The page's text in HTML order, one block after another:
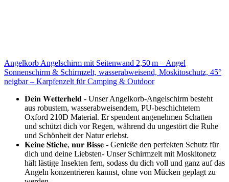
Angelkorb Angelschirm mit Seitenwand 2,50 m – Angel
Sonnenschirm & Schirmzelt, wasserabweisend, Moskitoschutz, 45°
neigbar – Karpfenzelt für Camping & Outdoor
𝐃𝐞𝐢𝐧 𝐖𝐞𝐭𝐭𝐞𝐫𝐡𝐞𝐥𝐝 - Unser Angelkorb-Angelschirm besteht
aus robustem, wasserabweisendem, PU-beschichtetem
Oxford 210D Material. Er spendent angenehmen Schatten
und schützt dich vor Regen, während du ungestört die Ruhe
und Schönheit der Natur erlebst.
𝐊𝐞𝐢𝐧𝐞 𝐒𝐭𝐢𝐜𝐡𝐞, 𝐧𝐮𝐫 𝐁𝐢𝐬𝐬𝐞 - Genieße den perfekten Schutz für
dich und deine Liebsten- Unser Schirmzelt mit Moskitonetz
hält lästige Insekten fern, sodass du dich voll und ganz auf das
Angeln konzentrieren kannst, ohne von Mücken geplagt zu